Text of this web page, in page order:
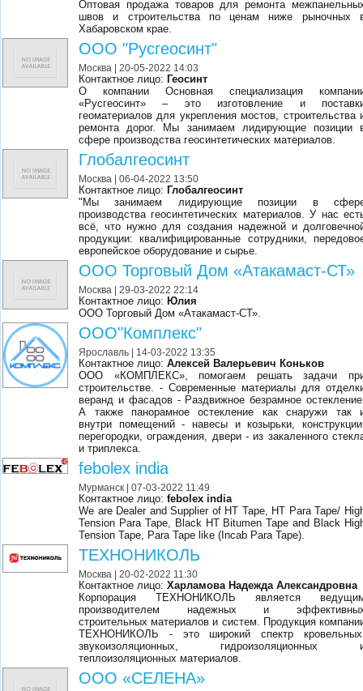
Оптовая продажа товаров для ремонта
швов и строительства по ценам ниже рыночных
Хабаровском крае.
ООО "Русгеосинт"
Москва | 20-05-2022 14:03
Контактное лицо: Геосинт
О компании Основная специализация
«Русгеосинт» – это изготовление и
геоматериалов для укрепления мостов, строительства
ремонта дорог. Мы занимаем лидирующие позиции
сфере производства геосинтетических материалов.
Глобалгеосинт
Москва | 06-04-2022 13:50
Контактное лицо: Глобалгеосинт
"Мы занимаем лидирующие позиции в
производства геосинтетических материалов. У нас
всё, что нужно для создания надежной и
продукции: квалифицированные сотрудники,
европейское оборудование и сырье.
ООО Торговый Дом «Атакамаст-СТ»
Москва | 29-03-2022 22:14
Контактное лицо: Юлия
ООО Торговый Дом «Атакамаст-СТ».
ООО"Комплекс"
Ярославль | 14-03-2022 13:35
Контактное лицо:Алексей Валерьевич Коньков
ООО «КОМПЛЕКС», помогаем решать задачи
строительстве. - Современные материалы для
веранд и фасадов - Раздвижное безрамное
А также панорамное остекление как снаружи так
внутри помещений - навесы и козырьки,
перегородки, ограждения, двери - из закаленного
и триплекса.
febolex india
Мурманск | 07-03-2022 11:49
Контактное лицо:febolex india
We are Dealer and Supplier of HT Tape, HT Para Tape/
Tension Para Tape, Black HT Bitumen Tape and Black
Tension Tape, Para Tape like (Incab Para Tape).
ТЕХНОНИКОЛЬ
Москва | 20-02-2022 11:30
Контактное лицо:Харламова Надежда Александровна
Корпорация ТЕХНОНИКОЛЬ является
производителем надежных и
строительных материалов и систем. Продукция
ТЕХНОНИКОЛЬ - это широкий спектр
звукоизоляционных, гидроизоляционных
теплоизоляционных материалов.
ООО «СЕЛЕНА»